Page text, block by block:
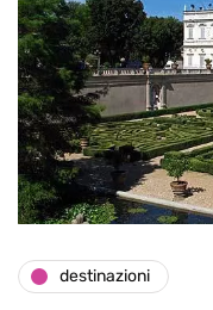
destinazioni